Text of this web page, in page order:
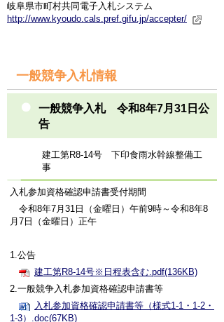
岐阜県市町村共同電子入札システム
http://www.kyoudo.cals.pref.gifu.jp/accepter/
一般競争入札情報
一般競争入札 令和8年7月31日公
告
建工第R8-14号 下印食雨水幹線整備工
事
入札参加資格確認申請書受付期間
令和8年7月31日（金曜日）午前9時～令和8年8
月7日（金曜日）正午
1.公告
建工第R8-14号※日程表含む.pdf(136KB)
2.一般競争入札参加資格確認申請書等
入札参加資格確認申請書等（様式1-1・1-2・
1-3）.doc(67KB)